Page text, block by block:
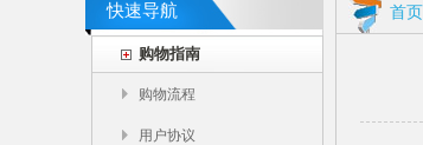
快速导航
购物指南
购物流程
用户协议
首页